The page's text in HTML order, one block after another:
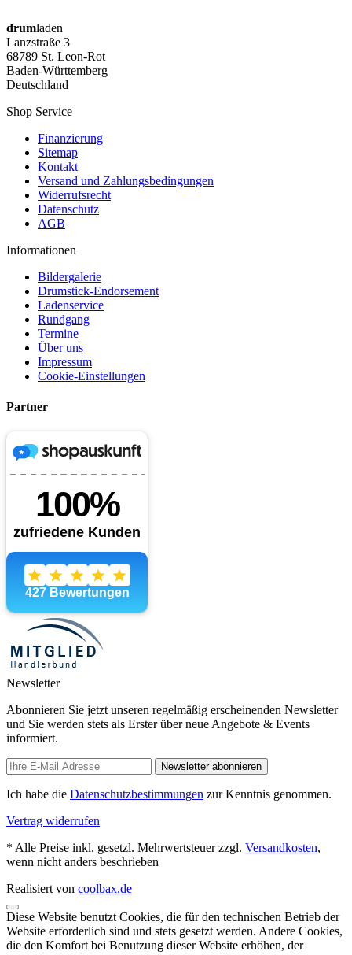
drumladen
Lanzstraße 3
68789 St. Leon-Rot
Baden-Württemberg
Deutschland
Shop Service
Finanzierung
Sitemap
Kontakt
Versand und Zahlungsbedingungen
Widerrufsrecht
Datenschutz
AGB
Informationen
Bildergalerie
Drumstick-Endorsement
Ladenservice
Rundgang
Termine
Über uns
Impressum
Cookie-Einstellungen
Partner
Newsletter
Abonnieren Sie jetzt unseren regelmäßig erscheinenden Newsletter
und Sie werden stets als Erster über neue Angebote & Events
informiert.
Newsletter abonnieren
Ich habe die Datenschutzbestimmungen zur Kenntnis genommen.
Vertrag widerrufen
* Alle Preise inkl. gesetzl. Mehrwertsteuer zzgl. Versandkosten,
wenn nicht anders beschrieben
Realisiert von coolbax.de
Diese Website benutzt Cookies, die für den technischen Betrieb der
Website erforderlich sind und stets gesetzt werden. Andere Cookies,
die den Komfort bei Benutzung dieser Website erhöhen, der